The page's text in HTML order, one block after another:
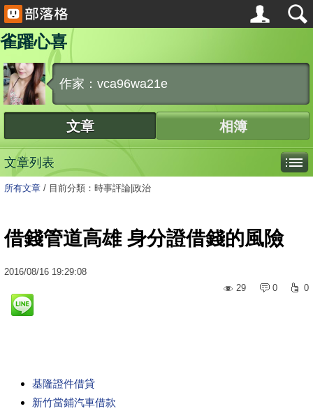
雀躍心喜
作家：vca96wa21e
文章 相簿
文章列表
所有文章 / 目前分類：時事評論|政治
借錢管道高雄 身分證借錢的風險
2016/08/16 19:29:08
29
0 0
基隆證件借貸
新竹當鋪汽車借款